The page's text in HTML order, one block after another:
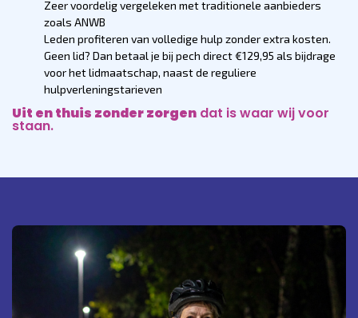
Zeer voordelig vergeleken met traditionele aanbieders
zoals ANWB
Leden profiteren van volledige hulp zonder extra kosten.
Geen lid? Dan betaal je bij pech direct €129,95 als bijdrage
voor het lidmaatschap, naast de reguliere
hulpverleningstarieven
Uit en thuis zonder zorgen dat is waar wij voor
staan.